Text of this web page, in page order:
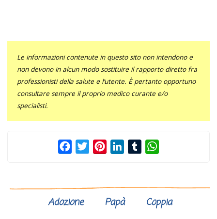
Le informazioni contenute in questo sito non intendono e
non devono in alcun modo sostituire il rapporto diretto fra
professionisti della salute e l’utente. È pertanto opportuno
consultare sempre il proprio medico curante e/o
specialisti.
FacebookTwitterPinterestLinkedInTumblr
Adozione Papà
Coppia